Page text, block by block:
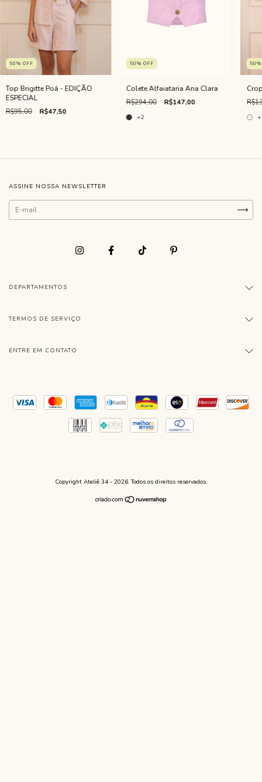
50% OFF
Top Brigitte Poá - EDIÇÃO
ESPECIAL
R$95,00 R$47,50
50% OFF
Colete Alfaiataria Ana Clara
R$294,00 R$147,00
+2
50
ASSINE NOSSA NEWSLETTER
DEPARTAMENTOS
TERMOS DE SERVIÇO
ENTRE EM CONTATO
Copyright Ateliê 34 - 2026. Todos os direitos reservados.